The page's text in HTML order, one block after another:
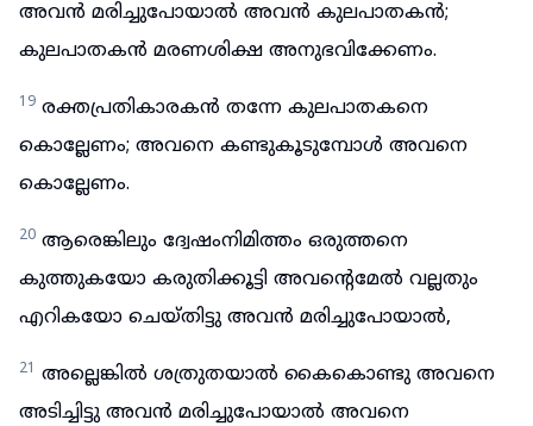
അവൻ മരിച്ചുപോയാൽ അവൻ കുലപാതകൻ;
കുലപാതകൻ മരണശിക്ഷ അനുഭവിക്കേണം.
19 രക്തപ്രതികാരകൻ തന്നേ കുലപാതകനെ
കൊല്ലേണം; അവനെ കണ്ടുകൂടുമ്പോൾ അവനെ
കൊല്ലേണം.
20 ആരെങ്കിലും ദ്വേഷംനിമിത്തം ഒരുത്തനെ
കുത്തുകയോ കരുതിക്കൂട്ടി അവന്റെമേൽ വല്ലതും
എറികയോ ചെയ്തിട്ടു അവൻ മരിച്ചുപോയാൽ,
21 അല്ലെങ്കിൽ ശത്രുതയാൽ കൈകൊണ്ടു അവനെ
അടിച്ചിട്ടു അവൻ മരിച്ചുപോയാൽ അവനെ